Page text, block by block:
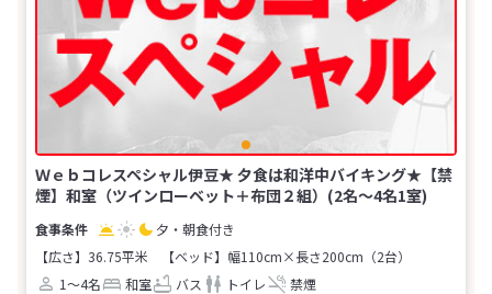
Ｗｅｂコレスペシャル伊豆★ 夕食は和洋中バイキング★【禁
煙】和室（ツインローベット＋布団２組）(2名～4名1室)
夕・朝食付き
【広さ】36.75平米
【ベッド】幅110cm×長さ200cm（2台）
1～4名
和室 バス トイレ 禁煙